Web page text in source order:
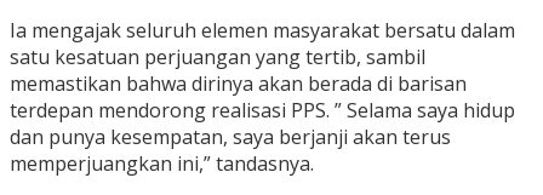
Ia mengajak seluruh elemen masyarakat bersatu dalam
satu kesatuan perjuangan yang tertib, sambil
memastikan bahwa dirinya akan berada di barisan
terdepan mendorong realisasi PPS. ” Selama saya hidup
dan punya kesempatan, saya berjanji akan terus
memperjuangkan ini,” tandasnya.